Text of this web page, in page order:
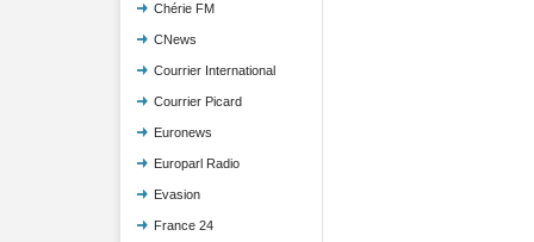
Chérie FM
CNews
Courrier International
Courrier Picard
Euronews
Europarl Radio
Evasion
France 24